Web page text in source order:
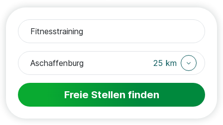
25 km
Freie Stellen finden